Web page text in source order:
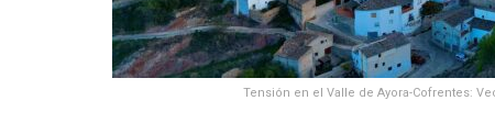
Tensión en el Valle de Ayora-Cofrentes: